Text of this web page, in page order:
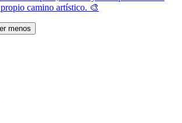
camino artístico. 🎨
menos